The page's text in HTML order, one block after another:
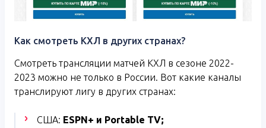
Как смотреть КХЛ в других странах?
Смотреть трансляции матчей КХЛ в сезоне 2022-
2023 можно не только в России. Вот какие каналы
транслируют лигу в других странах:
США: ESPN+ и Portable TV;